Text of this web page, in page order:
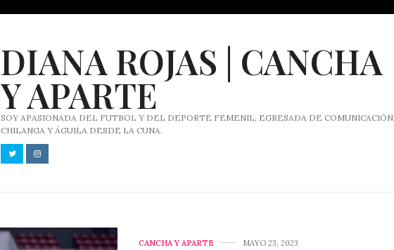
DIANA ROJAS | CANCHA
Y APARTE
SOY APASIONADA DEL FUTBOL Y DEL DEPORTE FEMENIL, EGRESADA DE COMUNICACIÓN,
CHILANGA Y ÁGUILA DESDE LA CUNA.
CANCHA Y APARTE MAYO 23, 2023